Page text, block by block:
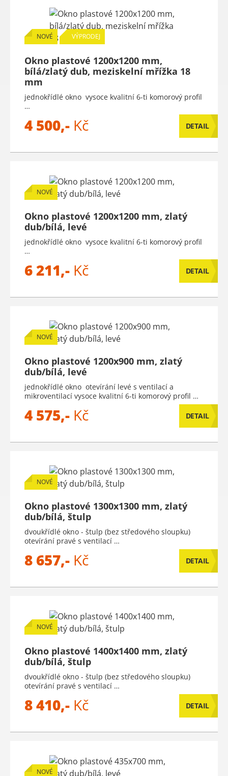
NOVÉ VÝPRODEJ
Okno plastové 1200x1200 mm,
bílá/zlatý dub, meziskelní mřížka 18
mm
jednokřídlé okno vysoce kvalitní 6-ti komorový profil
…
4 500,- Kč DETAIL
NOVÉ
Okno plastové 1200x1200 mm, zlatý
dub/bílá, levé
jednokřídlé okno vysoce kvalitní 6-ti komorový profil
…
6 211,- Kč DETAIL
NOVÉ
Okno plastové 1200x900 mm, zlatý
dub/bílá, levé
jednokřídlé okno otevírání levé s ventilací a
mikroventilací vysoce kvalitní 6-ti komorový profil …
4 575,- Kč DETAIL
NOVÉ
Okno plastové 1300x1300 mm, zlatý
dub/bílá, štulp
dvoukřídlé okno - štulp (bez středového sloupku)
otevírání pravé s ventilací …
8 657,- Kč DETAIL
NOVÉ
Okno plastové 1400x1400 mm, zlatý
dub/bílá, štulp
dvoukřídlé okno - štulp (bez středového sloupku)
otevírání pravé s ventilací …
8 410,- Kč DETAIL
NOVÉ